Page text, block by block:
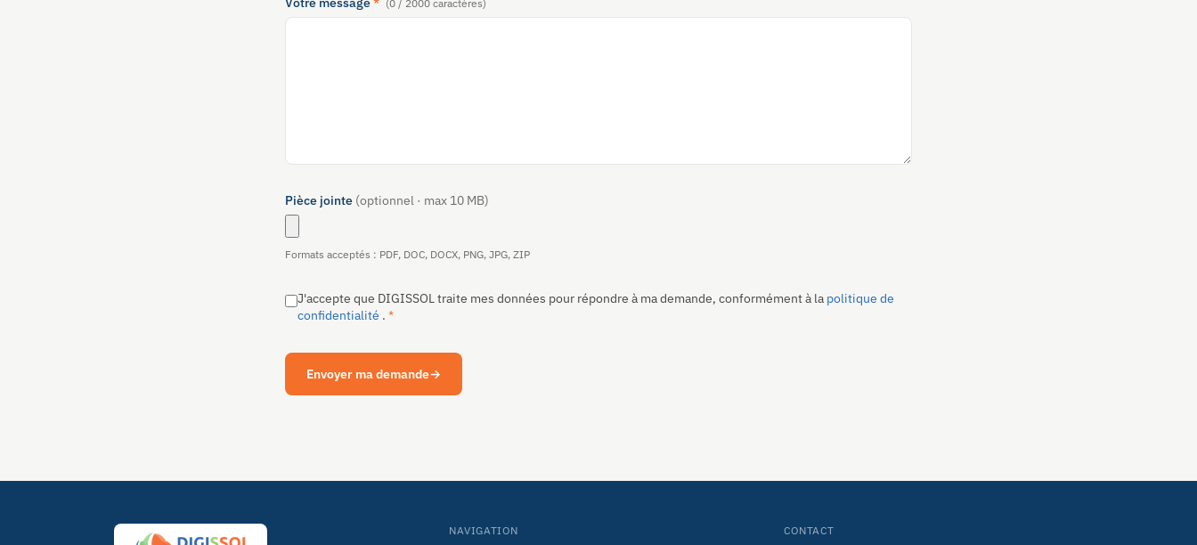
(0 / 2000 caractères)
Pièce jointe (optionnel · max 10 MB)
Formats acceptés : PDF, DOC, DOCX, PNG, JPG, ZIP
J'accepte que DIGISSOL traite mes données pour répondre à ma demande, conformément à la politique de
confidentialité .*
Envoyer ma demande→
NAVIGATION CONTACT